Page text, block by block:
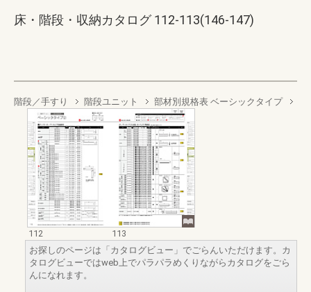
床・階段・収納カタログ 112-113(146-147)
階段／手すり 階段ユニット 部材別規格表 ベーシックタイプ
112
113
お探しのページは「カタログビュー」でごらんいただけます。カ
タログビューではweb上でパラパラめくりながらカタログをごら
んになれます。